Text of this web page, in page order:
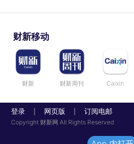
财新移动
财新 财新周刊 Caixin
登录 网页版 订阅电邮
Copyright 财新网 All Rights Reserved